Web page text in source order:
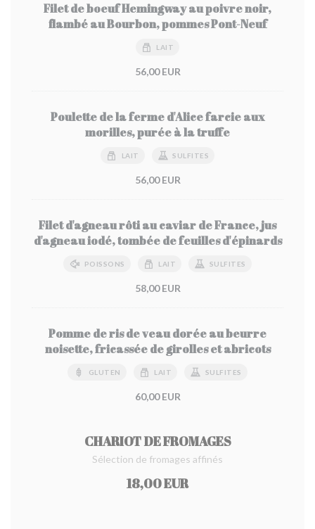
Filet de boeuf Hemingway au poivre noir,
flambé au Bourbon, pommes Pont-Neuf
LAIT
56,00 EUR
Poulette de la ferme d'Alice farcie aux
morilles, purée à la truffe
LAIT SULFITES
56,00 EUR
Filet d'agneau rôti au caviar de France, jus
d'agneau iodé, tombée de feuilles d'épinards
POISSONS LAIT SULFITES
58,00 EUR
Pomme de ris de veau dorée au beurre
noisette, fricassée de girolles et abricots
GLUTEN LAIT SULFITES
60,00 EUR
CHARIOT DE FROMAGES
Sélection de fromages affinés
18,00 EUR